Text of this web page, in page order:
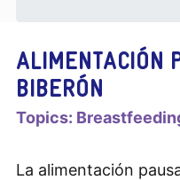
ALIMENTACIÓN
BIBERÓN
Topics:
La alimentación